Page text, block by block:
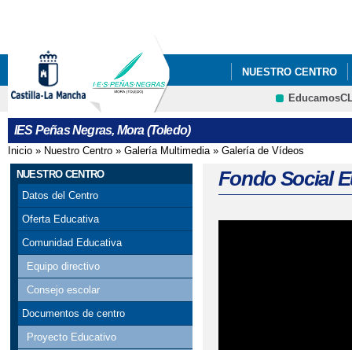
NUESTRO CENTRO
IES Peñas Negras, Mora (Toledo)
Se encuentra usted aquí
Inicio » Nuestro Centro » Galería Multimedia» Galería de Vídeos
NUESTRO CENTRO
Datos del Centro
Oferta Educativa
Comunidad Educativa
Equipo directivo
Consejo escolar
Documentos de centro
Proyecto Educativo
Fondo Social